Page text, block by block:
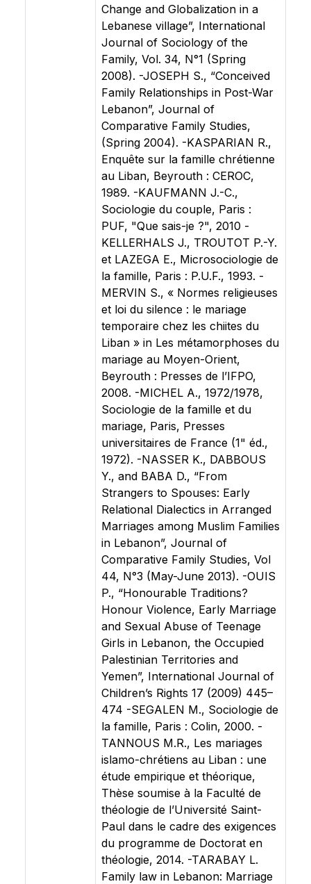
Change and Globalization in a
Lebanese village”, International
Journal of Sociology of the
Family, Vol. 34, N°1 (Spring
2008). -JOSEPH S., “Conceived
Family Relationships in Post-War
Lebanon”, Journal of
Comparative Family Studies,
(Spring 2004). -KASPARIAN R.,
Enquête sur la famille chrétienne
au Liban, Beyrouth : CEROC,
1989. -KAUFMANN J.-C.,
Sociologie du couple, Paris :
PUF, "Que sais-je ?", 2010 -
KELLERHALS J., TROUTOT P.-Y.
et LAZEGA E., Microsociologie de
la famille, Paris : P.U.F., 1993. -
MERVIN S., « Normes religieuses
et loi du silence : le mariage
temporaire chez les chiites du
Liban » in Les métamorphoses du
mariage au Moyen-Orient,
Beyrouth : Presses de l’IFPO,
2008. -MICHEL A., 1972/1978,
Sociologie de la famille et du
mariage, Paris, Presses
universitaires de France (1" éd.,
1972). -NASSER K., DABBOUS
Y., and BABA D., “From
Strangers to Spouses: Early
Relational Dialectics in Arranged
Marriages among Muslim Families
in Lebanon”, Journal of
Comparative Family Studies, Vol
44, N°3 (May-June 2013). -OUIS
P., “Honourable Traditions?
Honour Violence, Early Marriage
and Sexual Abuse of Teenage
Girls in Lebanon, the Occupied
Palestinian Territories and
Yemen”, International Journal of
Children’s Rights 17 (2009) 445–
474 -SEGALEN M., Sociologie de
la famille, Paris : Colin, 2000. -
TANNOUS M.R., Les mariages
islamo-chrétiens au Liban : une
étude empirique et théorique,
Thèse soumise à la Faculté de
théologie de l’Université Saint-
Paul dans le cadre des exigences
du programme de Doctorat en
théologie, 2014. -TARABAY L.
Family law in Lebanon: Marriage